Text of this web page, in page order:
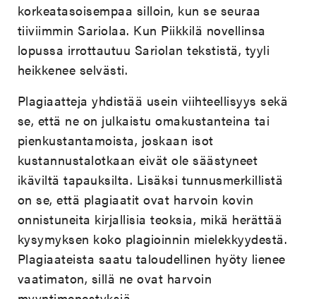
korkeatasoisempaa silloin, kun se seuraa
tiiviimmin Sariolaa. Kun Piikkilä novellinsa
lopussa irrottautuu Sariolan tekstistä, tyyli
heikkenee selvästi.
Plagiaatteja yhdistää usein viihteellisyys sekä
se, että ne on julkaistu omakustanteina tai
pienkustantamoista, joskaan isot
kustannustalotkaan eivät ole säästyneet
ikäviltä tapauksilta. Lisäksi tunnusmerkillistä
on se, että plagiaatit ovat harvoin kovin
onnistuneita kirjallisia teoksia, mikä herättää
kysymyksen koko plagioinnin mielekkyydestä.
Plagiaateista saatu taloudellinen hyöty lienee
vaatimaton, sillä ne ovat harvoin